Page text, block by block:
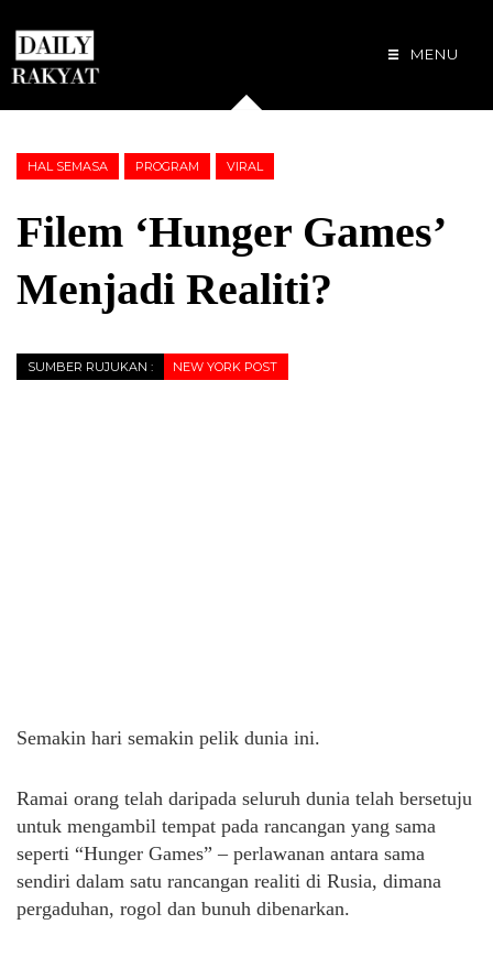
MENU
HAL SEMASA PROGRAM VIRAL
Filem ‘Hunger Games’
Menjadi Realiti?
SUMBER RUJUKAN : NEW YORK POST
Semakin hari semakin pelik dunia ini.
Ramai orang telah daripada seluruh dunia telah bersetuju
untuk mengambil tempat pada rancangan yang sama
seperti “Hunger Games” – perlawanan antara sama
sendiri dalam satu rancangan realiti di Rusia, dimana
pergaduhan, rogol dan bunuh dibenarkan.